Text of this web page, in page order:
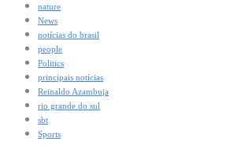
nature
News
notícias do brasil
people
Politics
principais notícias
Reinaldo Azambuja
rio grande do sul
sbt
Sports